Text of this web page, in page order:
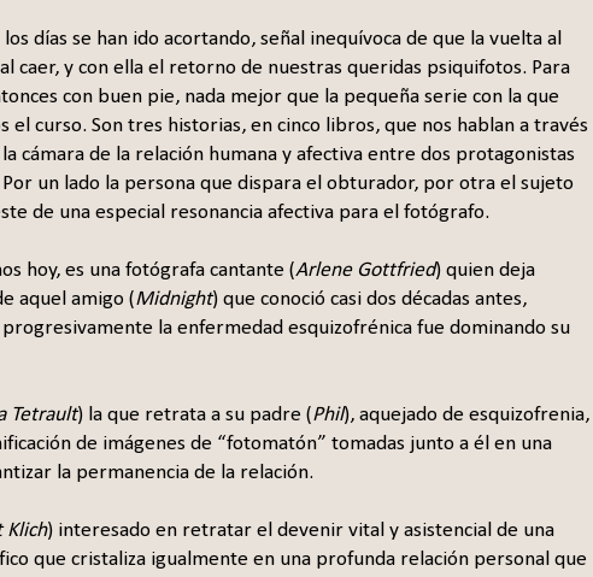
los días se han ido acortando, señal inequívoca de que la vuelta al
caer, y con ella el retorno de nuestras queridas psiquifotos. Para
con buen pie, nada mejor que la pequeña serie con la que
el curso. Son tres historias, en cinco libros, que nos hablan a través
cámara de la relación humana y afectiva entre dos protagonistas
un lado la persona que dispara el obturador, por otra el sujeto
de una especial resonancia afectiva para el fotógrafo.
hoy, es una fotógrafa cantante (Arlene Gottfried) quien deja
aquel amigo (Midnight) que conoció casi dos décadas antes,
la enfermedad esquizofrénica fue dominando su
Tetrault) la que retrata a su padre (Phil), aquejado de esquizofrenia,
de imágenes de “fotomatón” tomadas junto a él en una
la permanencia de la relación.
Klich) interesado en retratar el devenir vital y asistencial de una
que cristaliza igualmente en una profunda relación personal que